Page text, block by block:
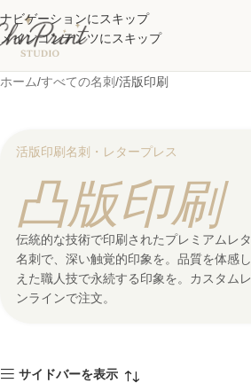
ナビゲーションにスキップ
メインコンテンツにスキップ
ホーム すべての名刺 活版印刷
活版印刷名刺・レタープレス
凸版印刷
伝統的なレタープレス印刷
伝統的な技術で印刷されたプレミアムレ
名刺で、深い触覚的印象を。品質を体感
えた職人技で永続する印象を。カスタム
ンラインで注文。
サイドバーを表示